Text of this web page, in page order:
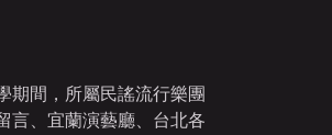
期間，所屬民謠流行樂團
言、宜蘭演藝廳、台北各